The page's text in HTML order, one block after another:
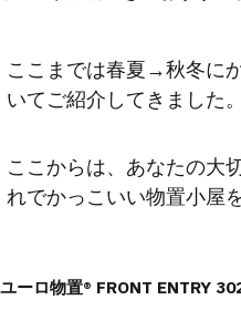
ここまでは春夏→秋冬に
いてご紹介してきました。
ここからは、あなたの大
れでかっこいい物置小屋
ユーロ物置® FRONT ENTRY